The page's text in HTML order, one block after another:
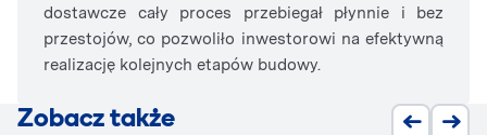
dostawcze cały proces przebiegał płynnie i bez
przestojów, co pozwoliło inwestorowi na efektywną
realizację kolejnych etapów budowy.
Zobacz także